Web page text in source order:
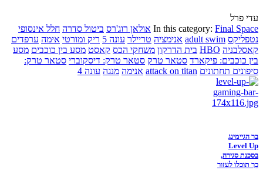
עדי פרל
In this category: Final Space אולאן רוג'רס ביטול סדרה חלל אינסופי
נטפליקס adult swim אנימציה טריילר עונה 5 ריק ומורטי אימה ערפדים
קאסלבניה HBO בית הדרקון משחקי הכס קאסט מסע בין כוכבים מסע
בין כוכבים: פיקארד סטאר טרק סטאר טרק: דיסקוברי סטאר טרק:
סיפונים תחתונים attack on titan אנימה מנגה עונה 4
בר הגיימינג
Level Up
בסכנת סגירה,
כך תוכלו לעזור